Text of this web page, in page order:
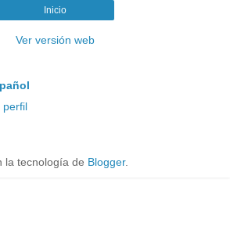
Inicio
Ver versión web
perfil
la tecnología de Blogger.